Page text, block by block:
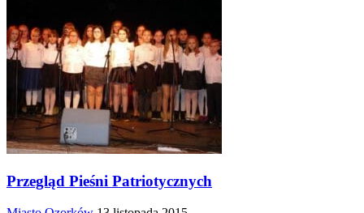
Przegląd Pieśni Patriotycznych